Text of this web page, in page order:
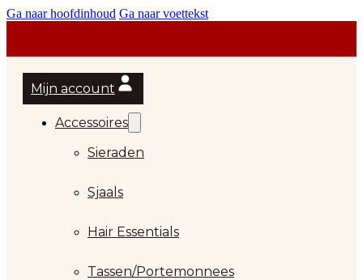
Ga naar hoofdinhoud Ga naar voettekst
Mijn account
Accessoires
Sieraden
Sjaals
Hair Essentials
Tassen/Portemonnees